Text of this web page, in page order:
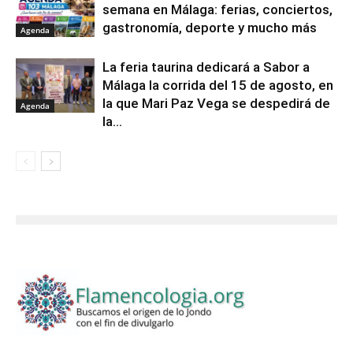
Agenda
semana en Málaga: ferias, conciertos,
gastronomía, deporte y mucho más
Agenda
La feria taurina dedicará a Sabor a
Málaga la corrida del 15 de agosto, en
la que Mari Paz Vega se despedirá de
la...